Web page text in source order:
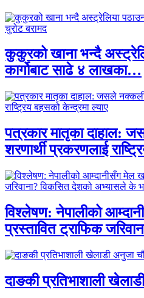
कुकुरको खाना भन्दै
कार्गोबाट साढे ४ लाखका…
पत्रकार मातृका दाहाल:
शरणार्थी प्रकरणलाई
विश्लेषण: नेपालीको
प्रस्तावित ट्राफिक
दाङकी प्रतिभाशाली